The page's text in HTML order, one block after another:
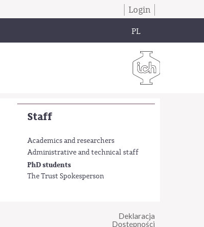
Login
PL
Staff
Academics and researchers
Administrative and technical staff
PhD students
The Trust Spokesperson
Deklaracja
Dostępności